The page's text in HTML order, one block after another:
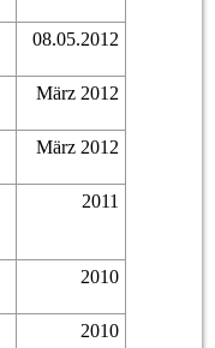
08.05.2012
März 2012
März 2012
2011
2010
2010